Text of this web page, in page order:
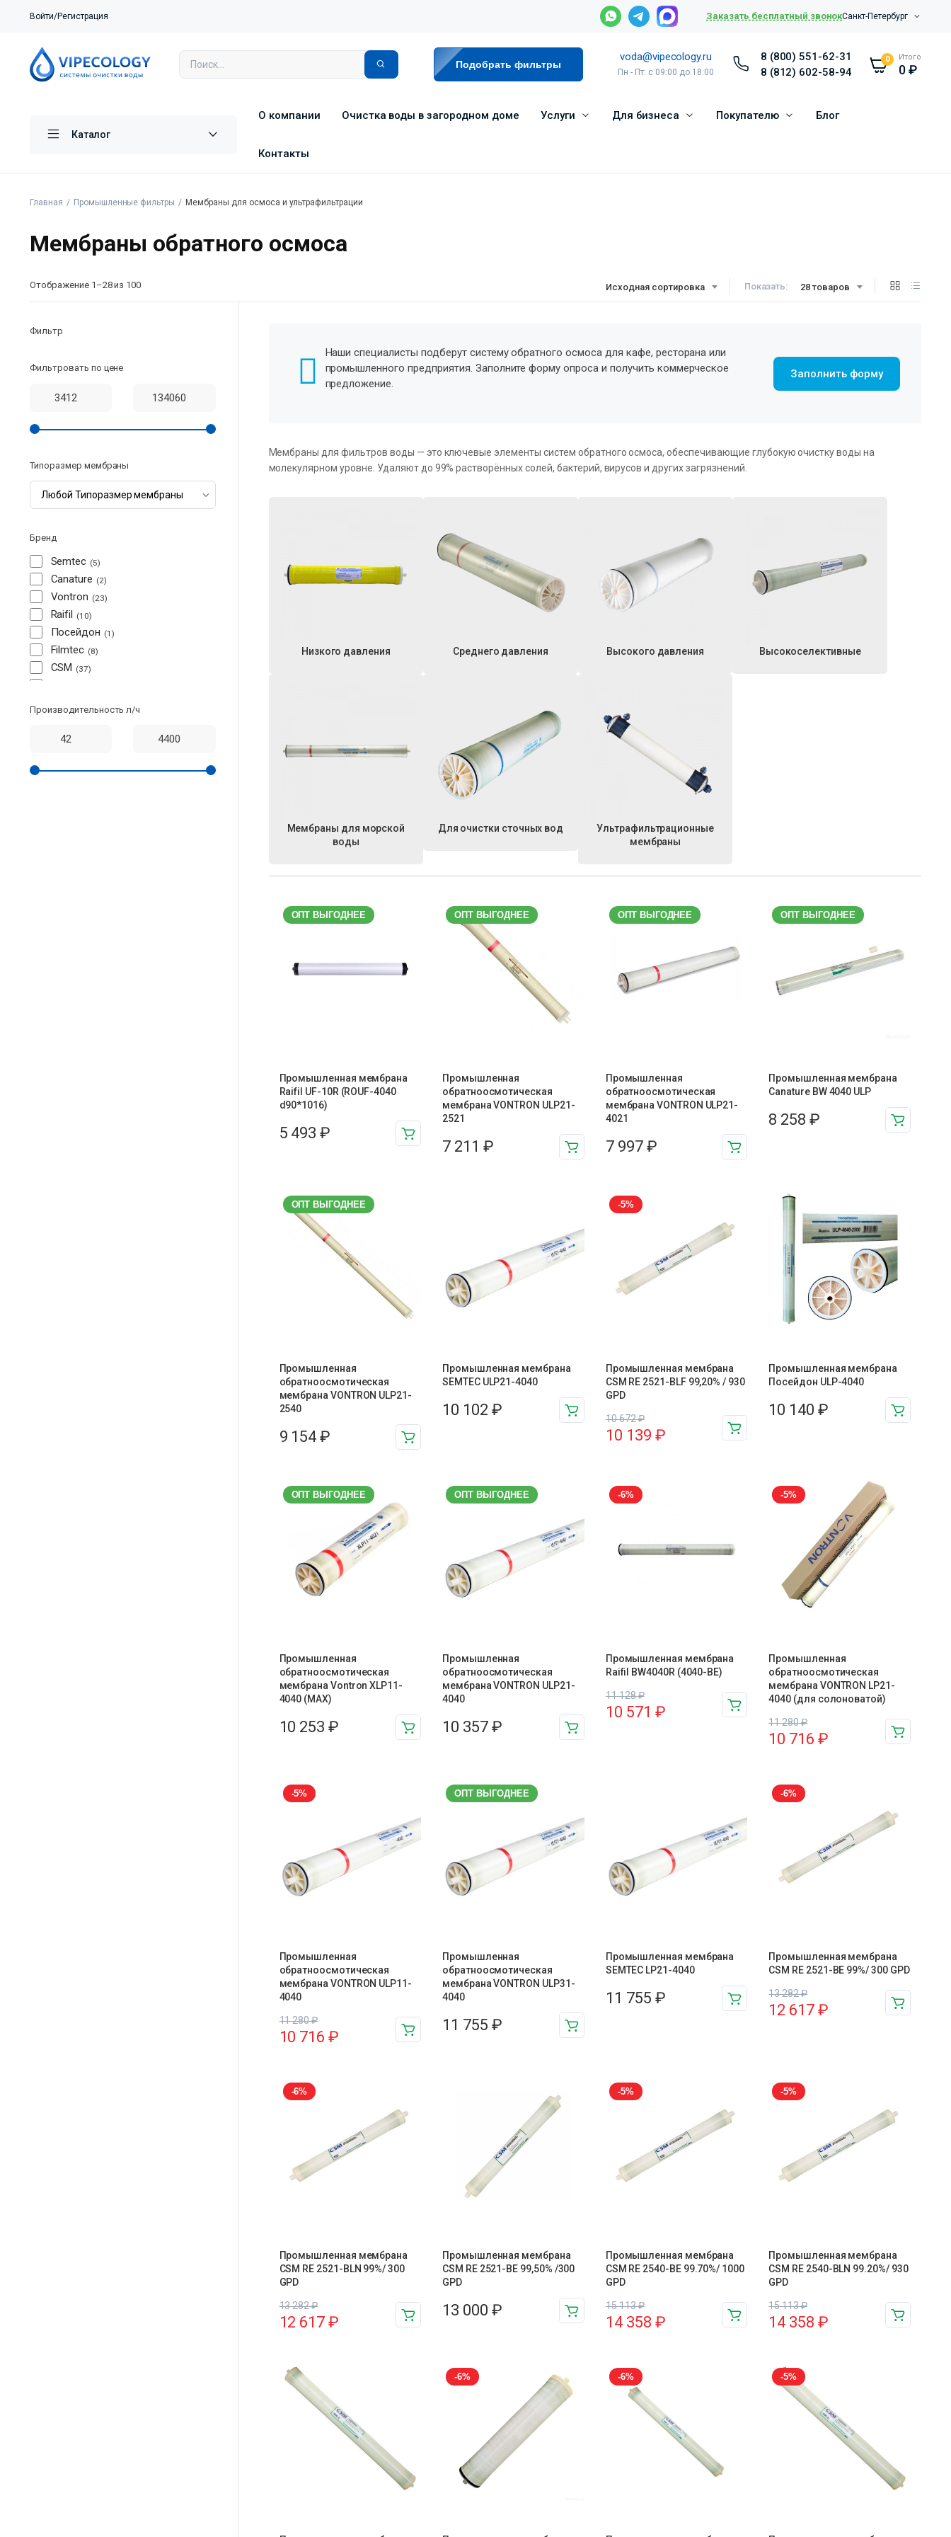
Войти/Регистрация Заказать бесплатный звонокСанкт-Петербург
Подобрать фильтры
voda@vipecology.ru
Пн - Пт: с 09:00 до 18:00
8 (800) 551-62-31
8 (812) 602-58-94
0 Итого
0₽
Каталог
О компании Очистка воды в загородном доме Услуги Для бизнеса Покупателю Блог
Контакты
Главная Промышленные фильтры Мембраны для осмоса и ультрафильтрации
Мембраны обратного осмоса
Исходная сортировка Показать: 28 товаров
Отображение 1–28 из 100
Наши специалисты подберут систему обратного осмоса для кафе, ресторана или
промышленного предприятия. Заполните форму опроса и получить коммерческое
предложение.
Заполнить форму
Мембраны для фильтров воды — это ключевые элементы систем обратного осмоса, обеспечивающие глубокую очистку воды на
молекулярном уровне. Удаляют до 99% растворённых солей, бактерий, вирусов и других загрязнений.
Низкого давления Среднего давления Высокого давления Высокоселективные
Мембраны для морской
воды
Для очистки сточных вод
Ультрафильтрационные
мембраны
ОПТ ВЫГОДНЕЕ
Промышленная мембрана
Raifil UF-10R (ROUF-4040
d90*1016)
5 493₽
ОПТ ВЫГОДНЕЕ
Промышленная
обратноосмотическая
мембрана VONTRON ULP21-
2521
7 211 ₽
ОПТ ВЫГОДНЕЕ
Промышленная
обратноосмотическая
мембрана VONTRON ULP21-
4021
7 997 ₽
ОПТ ВЫГОДНЕЕ
Промышленная мембрана
Canature BW 4040 ULP
8 258₽
ОПТ ВЫГОДНЕЕ
Промышленная
обратноосмотическая
мембрана VONTRON ULP21-
2540
9 154₽
Промышленная мембрана
SEMTEC ULP21-4040
10 102 ₽
-5%
Промышленная мембрана
CSM RE 2521-BLF 99,20% / 930
GPD
10 672₽
10 139 ₽
Промышленная мембрана
Посейдон ULP-4040
10 140₽
ОПТ ВЫГОДНЕЕ
Промышленная
обратноосмотическая
мембрана Vontron XLP11-
4040 (MAX)
10 253₽
ОПТ ВЫГОДНЕЕ
Промышленная
обратноосмотическая
мембрана VONTRON ULP21-
4040
10 357 ₽
-6%
Промышленная мембрана
Raifil BW4040R (4040-BE)
11 128₽
10 571 ₽
-5%
Промышленная
обратноосмотическая
мембрана VONTRON LP21-
4040 (для солоноватой)
11 280₽
10 716₽
-5%
Промышленная
обратноосмотическая
мембрана VONTRON ULP11-
4040
11 280₽
10 716₽
ОПТ ВЫГОДНЕЕ
Промышленная
обратноосмотическая
мембрана VONTRON ULP31-
4040
11 755 ₽
Промышленная мембрана
SEMTEC LP21-4040
11 755 ₽
-6%
Промышленная мембрана
CSM RE 2521-BE 99%/ 300 GPD
13 282₽
12 617₽
-6%
Промышленная мембрана
CSM RE 2521-BLN 99%/ 300
GPD
13 282₽
12 617₽
Промышленная мембрана
CSM RE 2521-BE 99,50% /300
GPD
13 000 ₽
-5%
Промышленная мембрана
CSM RE 2540-BE 99.70%/ 1000
GPD
15 113₽
14 358 ₽
-5%
Промышленная мембрана
CSM RE 2540-BLN 99.20%/ 930
GPD
15 113₽
14 358₽
-6% -6% -5%
Фильтр
Фильтровать по цене
Типоразмер мембраны
Бренд
Semtec 5
Canature 2
Vontron 23
Raifil 10
Посейдон 1
Filmtec 8
CSM 37
Производительность л/ч